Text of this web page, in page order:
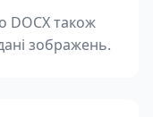
DOCX також
зображень.